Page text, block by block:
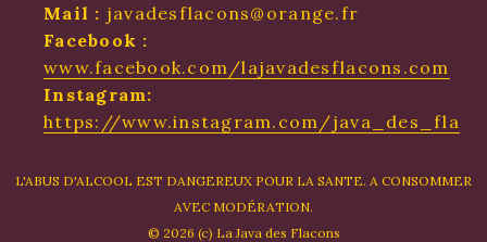
Mail : javadesflacons@orange.fr
Facebook :
www.facebook.com/lajavadesflacons.com
Instagram:
https://www.instagram.com/
L'ABUS D'ALCOOL EST DANGEREUX POUR LA SANTE. A CONSOMMER
AVEC MODÉRATION.
© 2026 (c) La Java des Flacons